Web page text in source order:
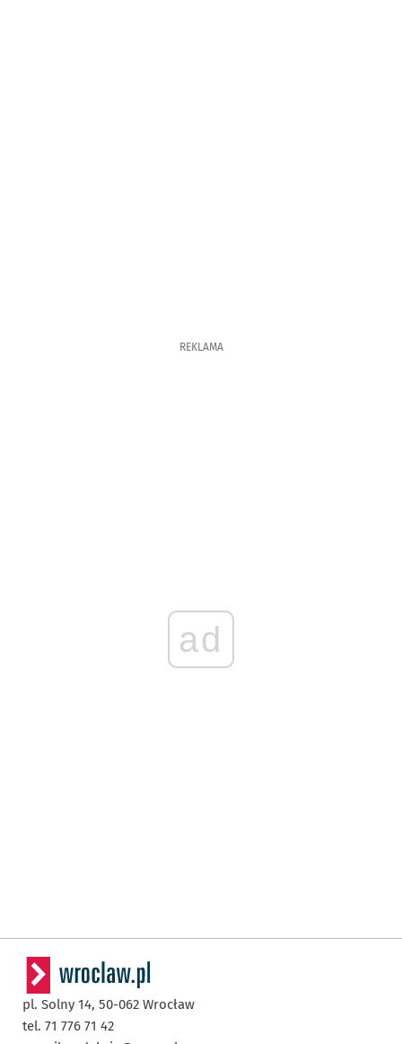
REKLAMA
ad
pl. Solny 14, 50-062 Wrocław
tel. 71 776 71 42